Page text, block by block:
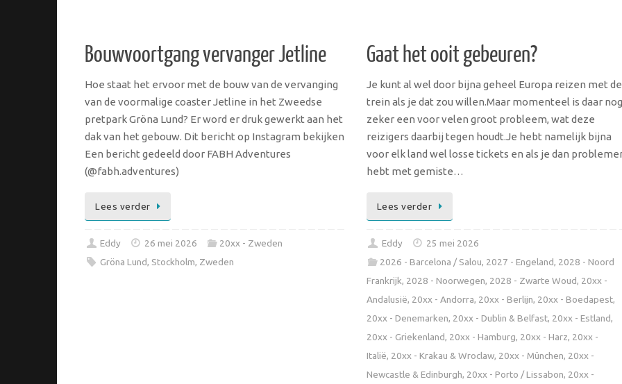
Bouwvoortgang vervanger Jetline
Hoe staat het ervoor met de bouw van de vervanging
van de voormalige coaster Jetline in het Zweedse
pretpark Gröna Lund? Er word er druk gewerkt aan het
dak van het gebouw. Dit bericht op Instagram bekijken
Een bericht gedeeld door FABH Adventures
(@fabh.adventures)
Lees verder
Eddy 26 mei 2026
20xx - Zweden
Gröna Lund, Stockholm, Zweden
Gaat het ooit gebeuren?
Je kunt al wel door bijna geheel Europa reizen met de
trein als je dat zou willen.Maar momenteel is daar nog
zeker een voor velen groot probleem, wat deze
reizigers daarbij tegen houdt.Je hebt namelijk bijna
voor elk land wel losse tickets en als je dan
hebt met gemiste…
Lees verder
Eddy
25 mei 2026
2026 - Barcelona / Salou, 2027 - Engeland, 2028 - Noord
Frankrijk, 2028 - Noorwegen, 2028 - Zwarte Woud, 20xx -
Andalusië, 20xx - Andorra, 20xx - Berlijn, 20xx - Boedapest,
20xx - Denemarken, 20xx - Dublin & Belfast, 20xx - Estland,
20xx - Griekenland, 20xx - Hamburg, 20xx - Harz, 20xx -
Italië, 20xx - Krakau & Wroclaw, 20xx - München, 20xx -
Newcastle & Edinburgh, 20xx - Porto / Lissabon, 20xx -